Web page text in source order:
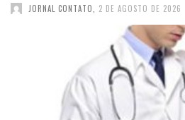
JORNAL CONTATO 2 DE AGOSTO DE 2026